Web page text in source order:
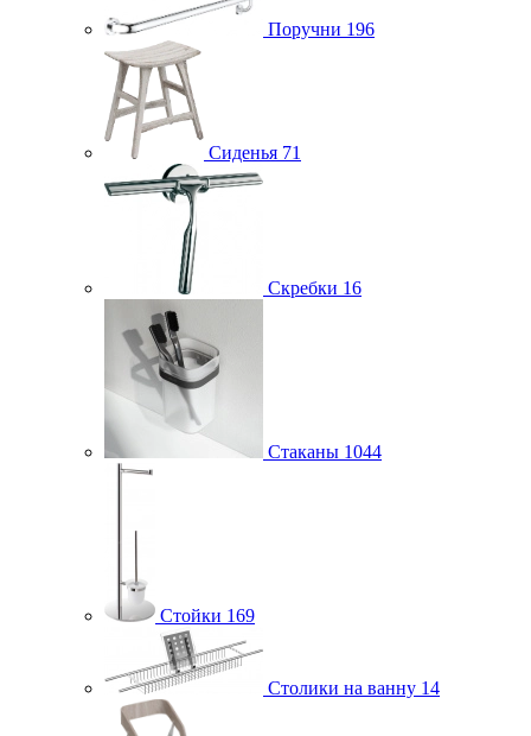
Поручни 196
Сиденья 71
Скребки 16
Стаканы 1044
Стойки 169
Столики на ванну 14